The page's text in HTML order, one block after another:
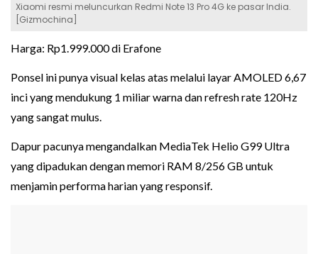
Xiaomi resmi meluncurkan Redmi Note 13 Pro 4G ke pasar India.
[Gizmochina]
Harga: Rp1.999.000 di Erafone
Ponsel ini punya visual kelas atas melalui layar AMOLED 6,67
inci yang mendukung 1 miliar warna dan refresh rate 120Hz
yang sangat mulus.
Dapur pacunya mengandalkan MediaTek Helio G99 Ultra
yang dipadukan dengan memori RAM 8/256 GB untuk
menjamin performa harian yang responsif.